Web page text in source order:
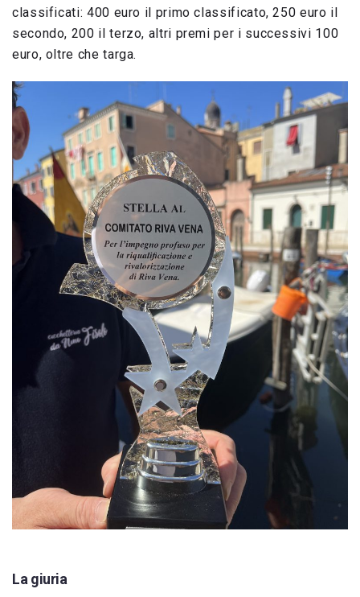
classificati: 400 euro il primo classificato, 250 euro il
secondo, 200 il terzo, altri premi per i successivi 100
euro, oltre che targa.
La giuria